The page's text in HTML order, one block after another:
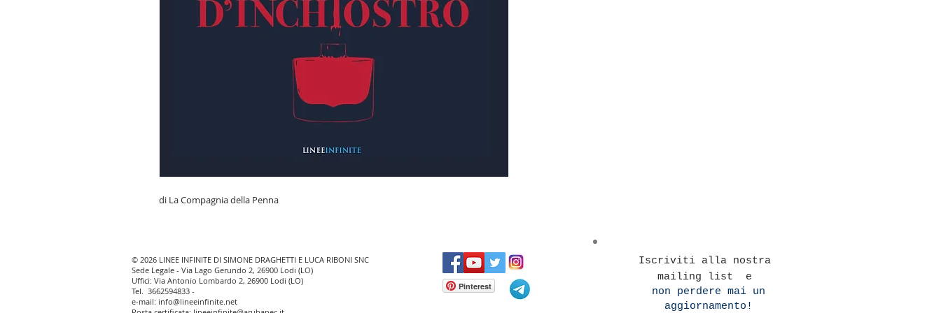
di La Compagnia della Penna
© 2026 LINEE INFINITE DI SIMONE DRAGHETTI E LUCA RIBONI SNC
Sede Legale - Via Lago Gerundo 2, 26900 Lodi (LO)
Uffici: Via Antonio Lombardo 2, 26900 Lodi (LO)
Tel. 3662594833 -
e-mail: info@lineeinfinite.net
Pinterest
Iscriviti alla nostra
mailing list e
non perdere mai un
aggiornamento!